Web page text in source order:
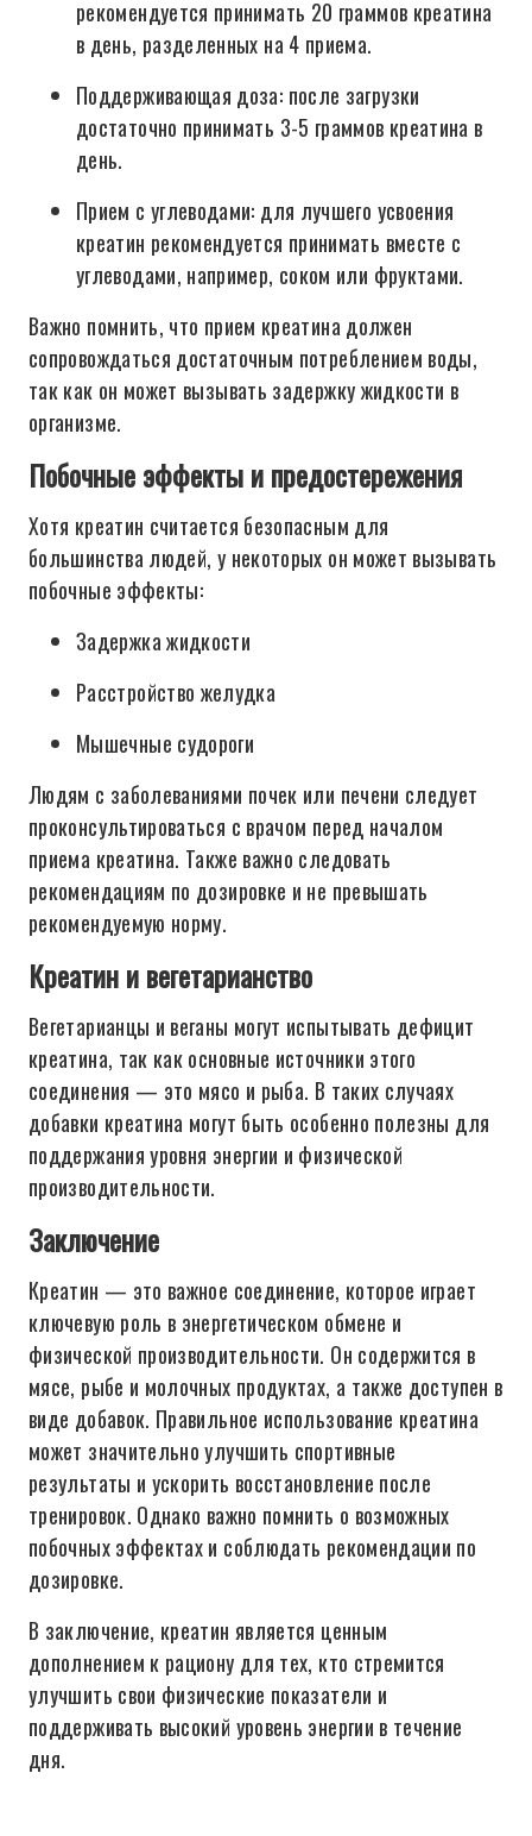
рекомендуется принимать 20 граммов креатина
в день, разделенных на 4 приема.
Поддерживающая доза: после загрузки
достаточно принимать 3-5 граммов креатина в
день.
Прием с углеводами: для лучшего усвоения
креатин рекомендуется принимать вместе с
углеводами, например, соком или фруктами.
Важно помнить, что прием креатина должен
сопровождаться достаточным потреблением воды,
так как он может вызывать задержку жидкости в
организме.
Побочные эффекты и предостережения
Хотя креатин считается безопасным для
большинства людей, у некоторых он может вызывать
побочные эффекты:
Задержка жидкости
Расстройство желудка
Мышечные судороги
Людям с заболеваниями почек или печени следует
проконсультироваться с врачом перед началом
приема креатина. Также важно следовать
рекомендациям по дозировке и не превышать
рекомендуемую норму.
Креатин и вегетарианство
Вегетарианцы и веганы могут испытывать дефицит
креатина, так как основные источники этого
соединения — это мясо и рыба. В таких случаях
добавки креатина могут быть особенно полезны для
поддержания уровня энергии и физической
производительности.
Заключение
Креатин — это важное соединение, которое играет
ключевую роль в энергетическом обмене и
физической производительности. Он содержится в
мясе, рыбе и молочных продуктах, а также доступен в
виде добавок. Правильное использование креатина
может значительно улучшить спортивные
результаты и ускорить восстановление после
тренировок. Однако важно помнить о возможных
побочных эффектах и соблюдать рекомендации по
дозировке.
В заключение, креатин является ценным
дополнением к рациону для тех, кто стремится
улучшить свои физические показатели и
поддерживать высокий уровень энергии в течение
дня.